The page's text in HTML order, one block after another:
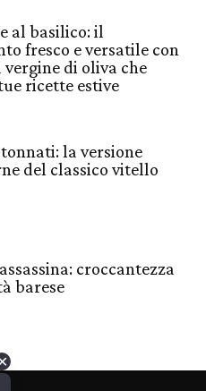
al basilico: il
fresco e versatile con
di oliva che
ricette estive
la versione
del classico vitello
croccantezza
barese